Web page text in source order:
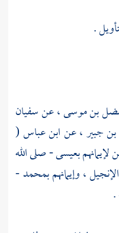
.
بن موسى، عنسفيان
جبير، عنابن عباس(
بعيسى- صلى الله
، وإيمانهمبمحمد-
.